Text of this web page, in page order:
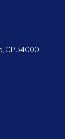
CP 34000